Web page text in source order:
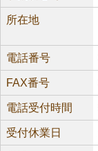
所在地
電話番号
FAX番号
電話受付時間
受付休業日